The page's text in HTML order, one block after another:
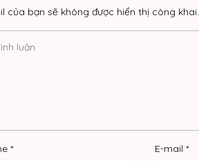
của bạn sẽ không được hiển thị công khai.
* E-mail *